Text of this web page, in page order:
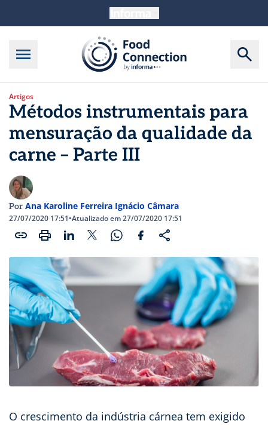
Artigos
Métodos instrumentais para
mensuração da qualidade da
carne – Parte III
Por Ana Karoline Ferreira Ignácio Câmara
27/07/2020 17:51•Atualizado em 27/07/2020 17:51
O crescimento da indústria cárnea tem exigido